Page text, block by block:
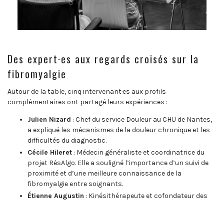
Des expert·es aux regards croisés sur la
fibromyalgie
Autour de la table, cinq intervenant·es aux profils
complémentaires ont partagé leurs expériences :
Julien Nizard : Chef du service Douleur au CHU de Nantes,
a expliqué les mécanismes de la douleur chronique et les
difficultés du diagnostic.
Cécile Hileret : Médecin généraliste et coordinatrice du
projet RésAlgo. Elle a souligné l’importance d’un suivi de
proximité et d’une meilleure connaissance de la
fibromyalgie entre soignants.
Étienne Augustin : Kinésithérapeute et cofondateur des